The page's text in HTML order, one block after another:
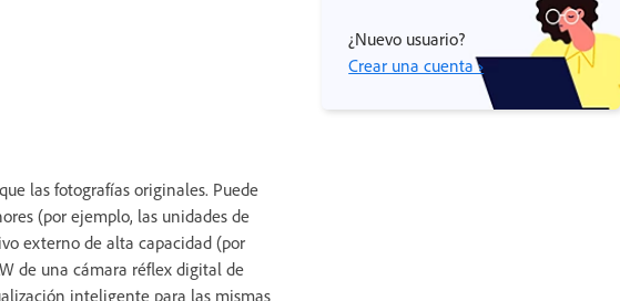
las fotografías originales. Puede
(por ejemplo, las unidades de
externo de alta capacidad (por
de una cámara réflex digital de
inteligente para las mismas
¿Nuevo usuario?
Crear una cuenta ›